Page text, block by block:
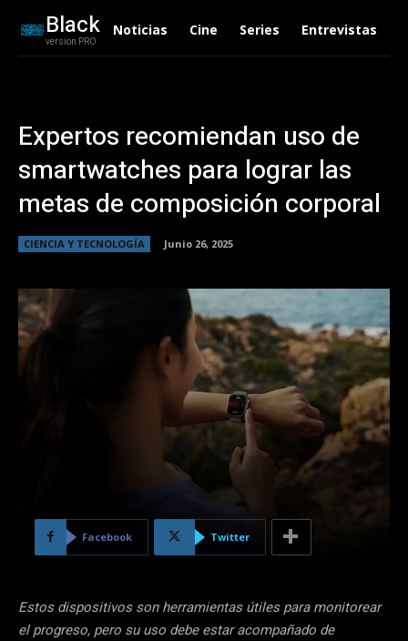
Black
version PRO
Noticias Cine Series Entrevistas
Expertos recomiendan uso de
smartwatches para lograr las
metas de composición corporal
CIENCIA Y TECNOLOGÍA Junio 26, 2025
Facebook Twitter
Estos dispositivos son herramientas útiles para monitorear
el progreso, pero su uso debe estar acompañado de